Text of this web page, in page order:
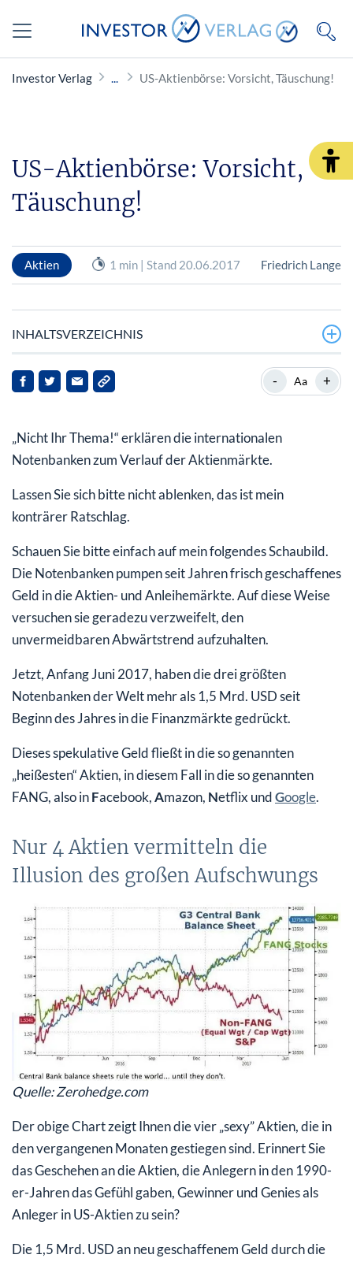
Investor Verlag US-Aktienbörse: Vorsicht, Täuschung!
US-Aktienbörse: Vorsicht,
Täuschung!
Aktien 1 min | Stand 20.06.2017 Friedrich Lange
INHALTSVERZEICHNIS
Nur 4 Aktien vermitteln die Illusion des großen
Aufschwungs
- Aa +
„Nicht Ihr Thema!“ erklären die internationalen
Notenbanken zum Verlauf der Aktienmärkte.
Lassen Sie sich bitte nicht ablenken, das ist mein
konträrer Ratschlag.
Schauen Sie bitte einfach auf mein folgendes Schaubild.
Die Notenbanken pumpen seit Jahren frisch geschaffenes
Geld in die Aktien- und Anleihemärkte. Auf diese Weise
versuchen sie geradezu verzweifelt, den
unvermeidbaren Abwärtstrend aufzuhalten.
Jetzt, Anfang Juni 2017, haben die drei größten
Notenbanken der Welt mehr als 1,5 Mrd. USD seit
Beginn des Jahres in die Finanzmärkte gedrückt.
Dieses spekulative Geld fließt in die so genannten
„heißesten“ Aktien, in diesem Fall in die so genannten
FANG, also inFacebook,Amazon, Netflix undGoogle.
Nur 4 Aktien vermitteln die
Illusion des großen Aufschwungs
Quelle: Zerohedge.com
Der obige Chart zeigt Ihnen die vier „sexy” Aktien, die in
den vergangenen Monaten gestiegen sind. Erinnert Sie
das Geschehen an die Aktien, die Anlegern in den 1990-
er-Jahren das Gefühl gaben, Gewinner und Genies als
Anleger in US-Aktien zu sein?
Die 1,5 Mrd. USD an neu geschaffenem Geld durch die